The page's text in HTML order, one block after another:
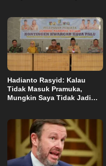
Hadianto Rasyid: Kalau
Tidak Masuk Pramuka,
Mungkin Saya Tidak Jadi